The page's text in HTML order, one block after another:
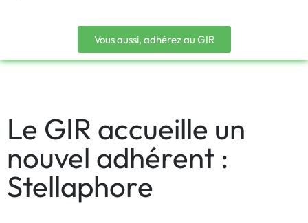
Vous aussi, adhérez au GIR
Le GIR accueille un
nouvel adhérent :
Stellaphore